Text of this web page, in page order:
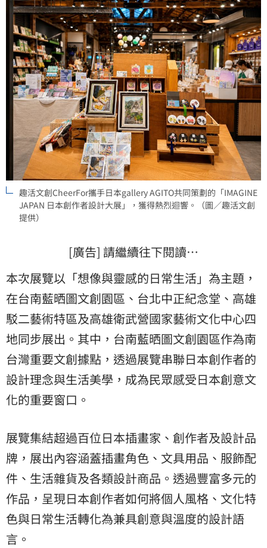
趣活文創CheerFor攜手日本gallery AGITO共同策劃的「IMAGINE
JAPAN 日本創作者設計大展」，獲得熱烈迴響。（圖／趣活文創
提供）
[廣告] 請繼續往下閱讀…
本次展覽以「想像與靈感的日常生活」為主題，
在台南藍晒圖文創園區、台北中正紀念堂、高雄
駁二藝術特區及高雄衛武營國家藝術文化中心四
地同步展出。其中，台南藍晒圖文創園區作為南
台灣重要文創據點，透過展覽串聯日本創作者的
設計理念與生活美學，成為民眾感受日本創意文
化的重要窗口。
展覽集結超過百位日本插畫家、創作者及設計品
牌，展出內容涵蓋插畫角色、文具用品、服飾配
件、生活雜貨及各類設計商品。透過豐富多元的
作品，呈現日本創作者如何將個人風格、文化特
色與日常生活轉化為兼具創意與溫度的設計語
言。